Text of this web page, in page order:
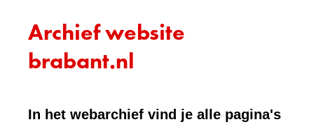
Archief website
brabant.nl
In het webarchief vind je alle pagina's